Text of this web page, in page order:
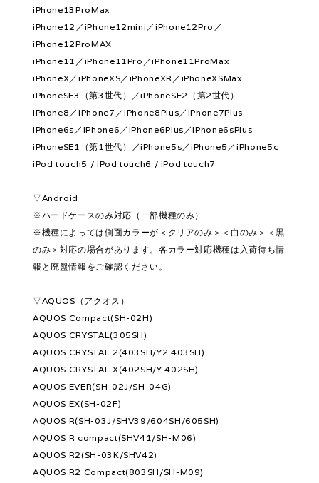
iPhone13ProMax
iPhone12／iPhone12mini／iPhone12Pro／
iPhone12ProMAX
iPhone11／iPhone11Pro／iPhone11ProMax
iPhoneX／iPhoneXS／iPhoneXR／iPhoneXSMax
iPhoneSE3（第3世代）／iPhoneSE2（第2世代）
iPhone8／iPhone7／iPhone8Plus／iPhone7Plus
iPhone6s／iPhone6／iPhone6Plus／iPhone6sPlus
iPhoneSE1（第1世代）／iPhone5s／iPhone5／iPhone5c
iPod touch5 / iPod touch6 / iPod touch7
▽Android
※ハードケースのみ対応（一部機種のみ）
※機種によっては側面カラーが＜クリアのみ＞＜白のみ＞＜黒
のみ＞対応の場合があります。各カラー対応機種は入荷待ち情
報と廃盤情報をご確認ください。
▽AQUOS（アクオス）
AQUOS Compact(SH-02H)
AQUOS CRYSTAL(305SH)
AQUOS CRYSTAL 2(403SH/Y2 403SH)
AQUOS CRYSTAL X(402SH/Y 402SH)
AQUOS EVER(SH-02J/SH-04G)
AQUOS EX(SH-02F)
AQUOS R(SH-03J/SHV39/604SH/605SH)
AQUOS R compact(SHV41/SH-M06)
AQUOS R2(SH-03K/SHV42)
AQUOS R2 Compact(803SH/SH-M09)